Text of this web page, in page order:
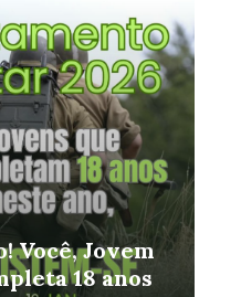
Você, Jovem
18 anos